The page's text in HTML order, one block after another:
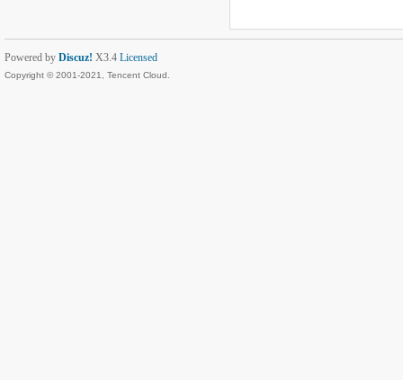
Powered by Discuz! X3.4 Licensed
Copyright © 2001-2021, Tencent Cloud.